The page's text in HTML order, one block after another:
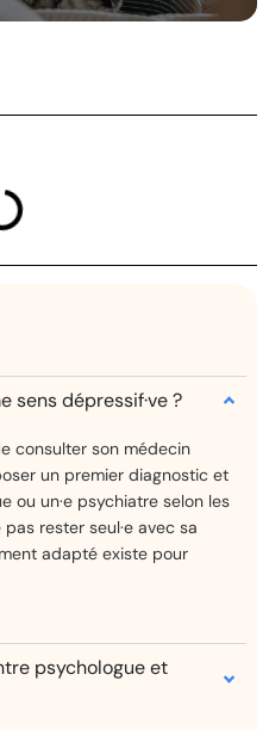
sens dépressif·ve ?
consulter son médecin
un premier diagnostic et
ou un·e psychiatre selon les
rester seul·e avec sa
adapté existe pour
psychologue et